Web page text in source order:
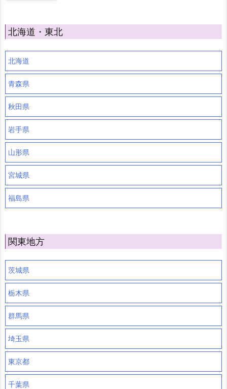
北海道・東北
北海道
青森県
秋田県
岩手県
山形県
宮城県
福島県
関東地方
茨城県
栃木県
群馬県
埼玉県
東京都
千葉県